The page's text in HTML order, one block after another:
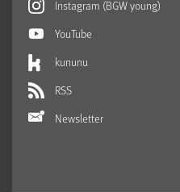
Instagram (BGW young)
YouTube
kununu
RSS
Newsletter